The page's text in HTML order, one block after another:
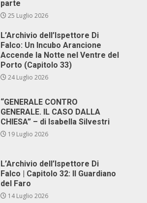
parte
25 Luglio 2026
L’Archivio dell’Ispettore Di
Falco: Un Incubo Arancione
Accende la Notte nel Ventre del
Porto (Capitolo 33)
24 Luglio 2026
“GENERALE CONTRO
GENERALE. IL CASO DALLA
CHIESA” – di Isabella Silvestri
19 Luglio 2026
L’Archivio dell’Ispettore Di
Falco | Capitolo 32: Il Guardiano
del Faro
14 Luglio 2026